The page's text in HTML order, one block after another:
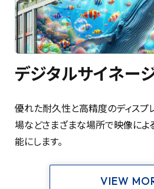
デジタルサイネー
優れた耐久性と高精度のディスプ
場などさまざまな場所で映像に
能にします。
VIEW